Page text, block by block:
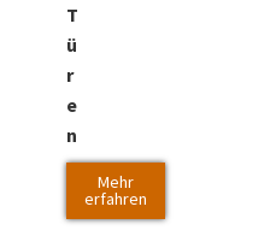
T
ü
r
e
n
Mehr
erfahren